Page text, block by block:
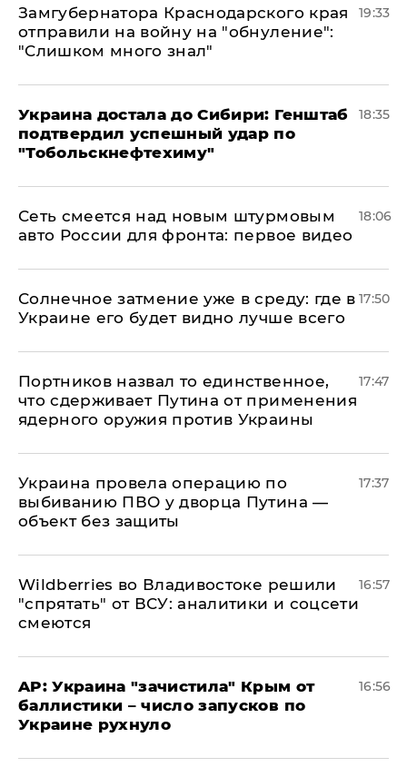
Замгубернатора Краснодарского края
отправили на войну на "обнуление":
"Слишком много знал"
19:33
Украина достала до Сибири: Генштаб
подтвердил успешный удар по
"Тобольскнефтехиму"
18:35
Сеть смеется над новым штурмовым
авто России для фронта: первое видео
18:06
​Солнечное затмение уже в среду: где в
Украине его будет видно лучше всего
17:50
Портников назвал то единственное,
что сдерживает Путина от применения
ядерного оружия против Украины
17:47
Украина провела операцию по
выбиванию ПВО у дворца Путина —
объект без защиты
17:37
Wildberries во Владивостоке решили
"спрятать" от ВСУ: аналитики и соцсети
смеются
16:57
AP: Украина "зачистила" Крым от
баллистики – число запусков по
Украине рухнуло
16:56